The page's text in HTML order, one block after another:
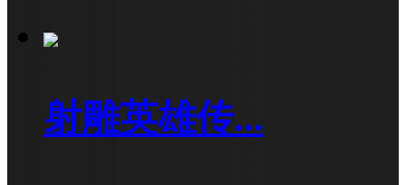
射雕英雄传...